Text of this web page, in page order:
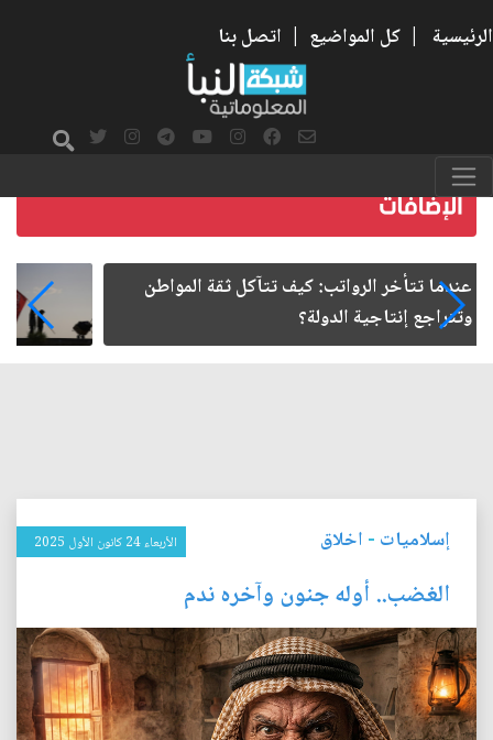
الرئيسية | كل المواضيع | اتصل بنا
صمت الطريق بعد الأربعين
إسلاميات - اخلاق الأربعاء 24 كانون الأول 2025
الغضب.. أوله جنون وآخره ندم